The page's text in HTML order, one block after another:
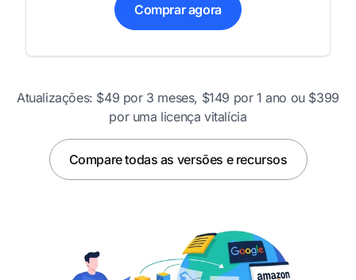
Comprar agora
Atualizações: $49 por 3 meses, $149 por 1 ano ou $399
por uma licença vitalícia
Compare todas as versões e recursos